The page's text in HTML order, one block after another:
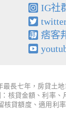
IG社
痞客
長七年，房貸土
核貸金額、利率
貸額度、適用利